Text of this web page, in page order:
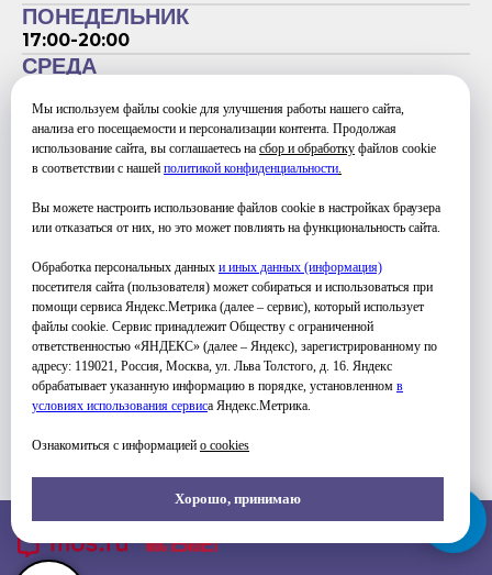
Мы используем файлы cookie для улучшения работы нашего сайта,
анализа его посещаемости и персонализации контента. Продолжая
использование сайта, вы соглашаетесь на сбор и обработку файлов cookie
в соответствии с нашей политикой конфиденциальности.
Вы можете настроить использование файлов cookie в настройках браузера
или отказаться от них, но это может повлиять на функциональность сайта.
Обработка персональных данных и иных данных (информация)
посетителя сайта (пользователя) может собираться и использоваться при
помощи сервиса Яндекс.Метрика (далее – сервис), который использует
файлы cookie. Сервис принадлежит Обществу с ограниченной
ответственностью «ЯНДЕКС» (далее – Яндекс), зарегистрированному по
адресу: 119021, Россия, Москва, ул. Льва Толстого, д. 16. Яндекс
обрабатывает указанную информацию в порядке, установленном в
условиях использования сервиса Яндекс.Метрика.
Ознакомиться с информацией о cookies
Хорошо, принимаю
ПОНЕДЕЛЬНИК
17:00-20:00
СРЕДА
УЗНАТЬ ПОДРОБНЕЕ
ФОТО ЗАНЯТИЙ